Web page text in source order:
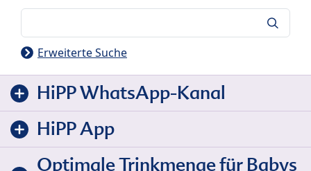
Erweiterte Suche
HiPP WhatsApp-Kanal
HiPP App
Optimale Trinkmenge für Babys